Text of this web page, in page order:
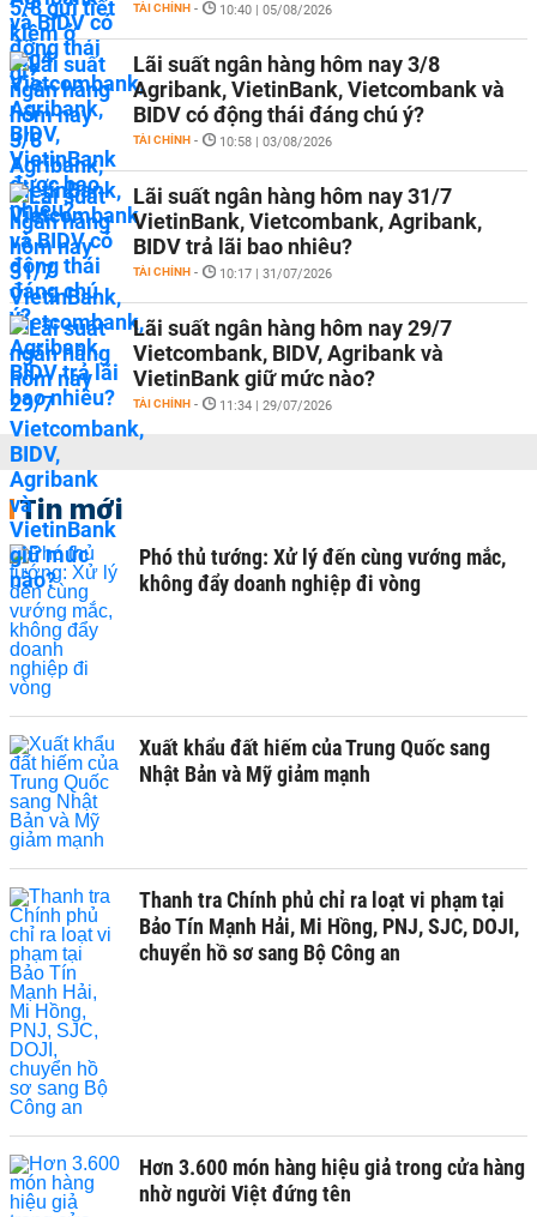
TÀI CHÍNH - 10:40 | 05/08/2026
Lãi suất ngân hàng hôm nay 3/8
Agribank, VietinBank, Vietcombank và
BIDV có động thái đáng chú ý?
TÀI CHÍNH - 10:58 | 03/08/2026
Lãi suất ngân hàng hôm nay 31/7
VietinBank, Vietcombank, Agribank,
BIDV trả lãi bao nhiêu?
TÀI CHÍNH - 10:17 | 31/07/2026
Lãi suất ngân hàng hôm nay 29/7
Vietcombank, BIDV, Agribank và
VietinBank giữ mức nào?
TÀI CHÍNH - 11:34 | 29/07/2026
Tin mới
Phó thủ tướng: Xử lý đến cùng vướng mắc,
không đẩy doanh nghiệp đi vòng
Xuất khẩu đất hiếm của Trung Quốc sang
Nhật Bản và Mỹ giảm mạnh
Thanh tra Chính phủ chỉ ra loạt vi phạm tại
Bảo Tín Mạnh Hải, Mi Hồng, PNJ, SJC, DOJI,
chuyển hồ sơ sang Bộ Công an
Hơn 3.600 món hàng hiệu giả trong cửa hàng
nhờ người Việt đứng tên